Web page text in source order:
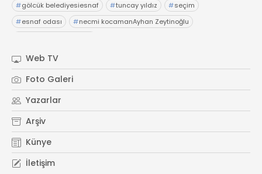
#gölcük belediyesiesnaf #tuncay yıldız #seçim
#esnaf odası #necmi kocamanAyhan Zeytinoğlu
Web TV
Foto Galeri
Yazarlar
Arşiv
Künye
İletişim